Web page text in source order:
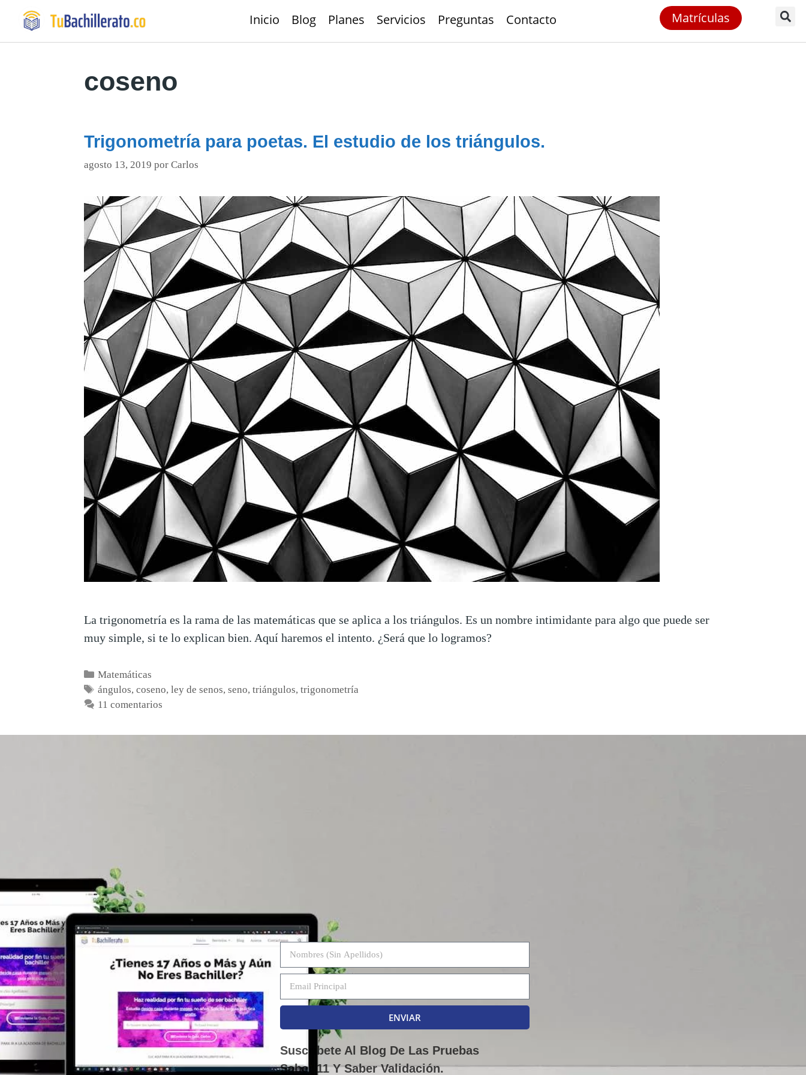
Inicio Blog Planes Servicios Preguntas Contacto Matrículas
coseno
Trigonometría para poetas. El estudio de los triángulos.
agosto 13, 2019 por Carlos
La trigonometría es la rama de las matemáticas que se aplica a los triángulos. Es un nombre intimidante para algo que puede ser
muy simple, si te lo explican bien. Aquí haremos el intento. ¿Será que lo logramos?
Matemáticas
ángulos,coseno,ley de senos,seno,triángulos,trigonometría
11 comentarios
ENVIAR
Suscríbete Al Blog De Las Pruebas
Saber 11 Y Saber Validación.